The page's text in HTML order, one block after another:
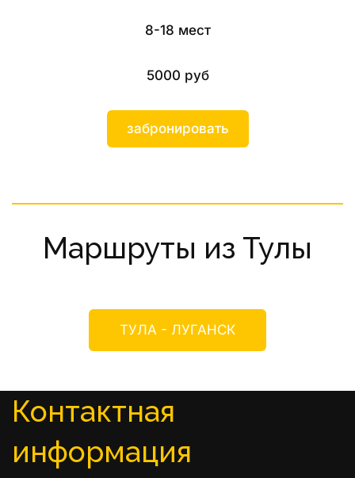
8-18 мест
5000 руб
забронировать
Маршруты из Тулы
ТУЛА - ЛУГАНСК
Контактная
информация